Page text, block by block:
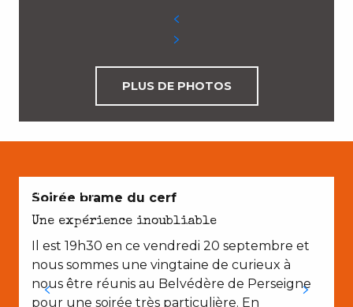
PLUS DE PHOTOS
EN COUPLE
Soirée brame du cerf
Une expérience inoubliable
Il est 19h30 en ce vendredi 20 septembre et
nous sommes une vingtaine de curieux à
nous être réunis au Belvédère de Perseigne
pour une soirée très particulière. En